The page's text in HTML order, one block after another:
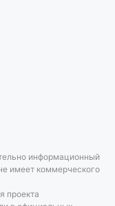
информационный
имеет коммерческого
проекта